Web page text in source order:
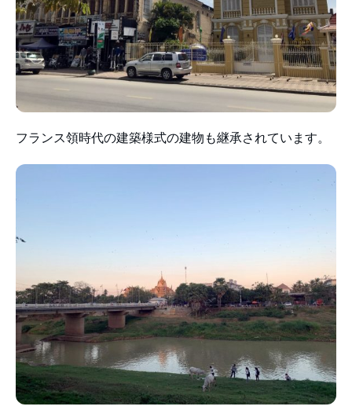
フランス領時代の建築様式の建物も継承されています。